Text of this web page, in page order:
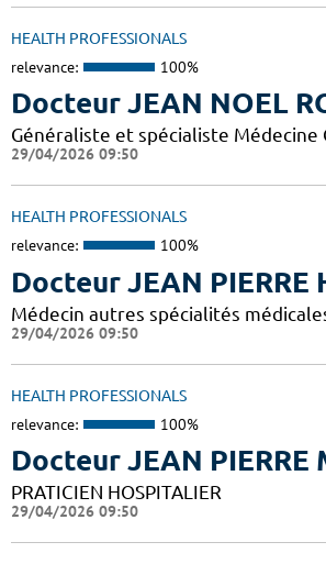
HEALTH PROFESSIONALS
relevance: 100%
Docteur JEAN NOEL
Généraliste et spécialiste Médecine
29/04/2026 09:50
HEALTH PROFESSIONALS
relevance: 100%
Docteur JEAN PIERRE
Médecin autres spécialités
29/04/2026 09:50
HEALTH PROFESSIONALS
relevance: 100%
Docteur JEAN PIERRE
PRATICIEN HOSPITALIER
29/04/2026 09:50